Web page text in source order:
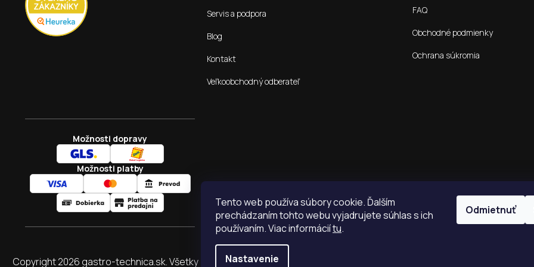
Tento web používa súbory cookie. Ďalším
prechádzaním tohto webu vyjadrujete súhlas s ich
používaním. Viac informáciítu.
Nastavenie
Odmietnuť
Servis a podpora
Blog
Kontakt
Veľkoobchodný odberateľ
FAQ
Obchodné podmienky
Ochrana súkromia
Možnosti dopravy
Možnosti platby
Copyright 2026 gastro-technica.sk. Všetky práva vyhradené.